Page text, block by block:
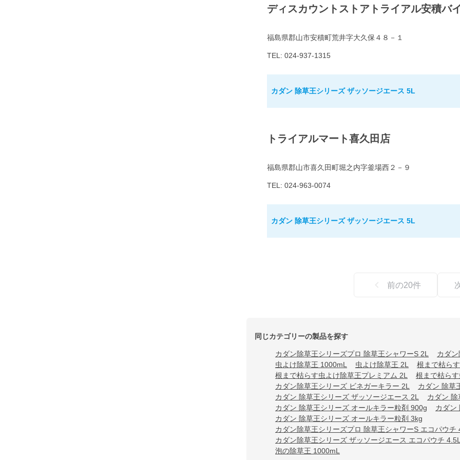
ディスカウントストアトライアル安積バ
福島県郡山市安積町荒井字大久保４８－１
TEL: 024-937-1315
カダン 除草王シリーズ ザッソージエース 5L
トライアルマート喜久田店
福島県郡山市喜久田町堀之内字釜場西２－９
TEL: 024-963-0074
カダン 除草王シリーズ ザッソージエース 5L
前の20件
同じカテゴリーの製品を探す
カダン除草王シリーズプロ 除草王シャワーS 2L
カダ
虫よけ除草王 1000mL
虫よけ除草王 2L
根まで枯ら
根まで枯らす虫よけ除草王プレミアム 2L
根まで枯ら
カダン除草王シリーズ ビネガーキラー 2L
カダン 除草
カダン 除草王シリーズ ザッソージエース 2L
カダン
カダン 除草王シリーズ オールキラー粒剤 900g
カダン
カダン 除草王シリーズ オールキラー粒剤 3kg
カダン除草王シリーズプロ 除草王シャワーS エコパウチ
カダン除草王シリーズ ザッソージエース エコパウチ
泡の除草王 1000mL